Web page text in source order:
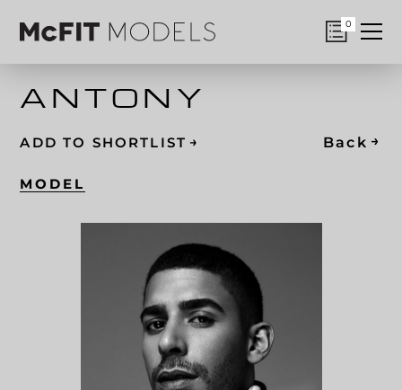
0
ANTONY
ADD TO SHORTLIST → Back →
MODEL